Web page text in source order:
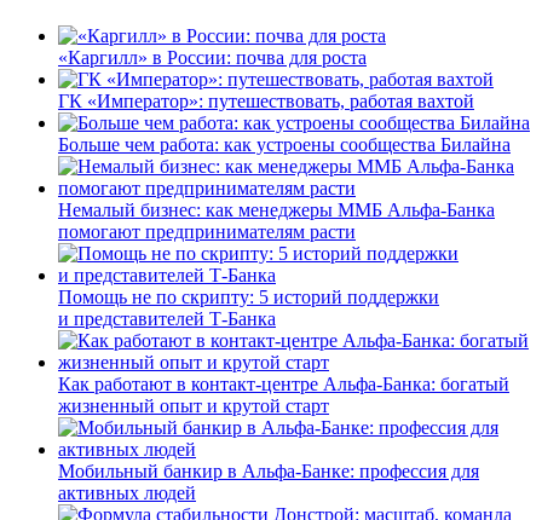
«Каргилл» в России: почва для роста
ГК «Император»: путешествовать, работая вахтой
Больше чем работа: как устроены сообщества Билайна
Немалый бизнес: как менеджеры ММБ Альфа-Банка
помогают предпринимателям расти
Помощь не по скрипту: 5 историй поддержки
и представителей Т-Банка
Как работают в контакт-центре Альфа-Банка: богатый
жизненный опыт и крутой старт
Мобильный банкир в Альфа-Банке: профессия для
активных людей